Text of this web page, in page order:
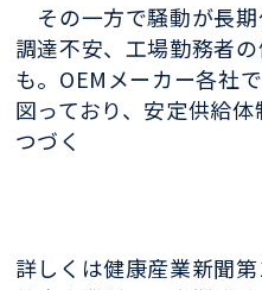
その一方で騒動が長
調達不安、工場勤務者
も。OEMメーカー各社
図っており、安定供給体
つづく
詳しくは健康産業新聞